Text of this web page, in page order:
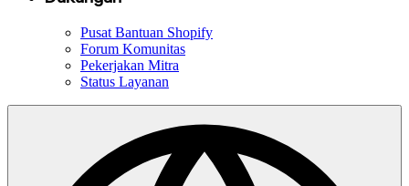
Pusat Bantuan Shopify
Forum Komunitas
Pekerjakan Mitra
Status Layanan